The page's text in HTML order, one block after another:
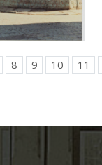
8 9 10 11